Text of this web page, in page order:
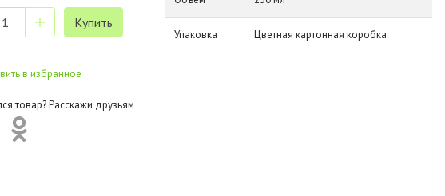
в избранное
товар? Расскажи друзьям
Упаковка Цветная картонная коробка